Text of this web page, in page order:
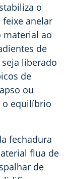
o
feixe anelar
material ao
de
liberado
de
ou
o equilíbrio
fechadura
flua de
de